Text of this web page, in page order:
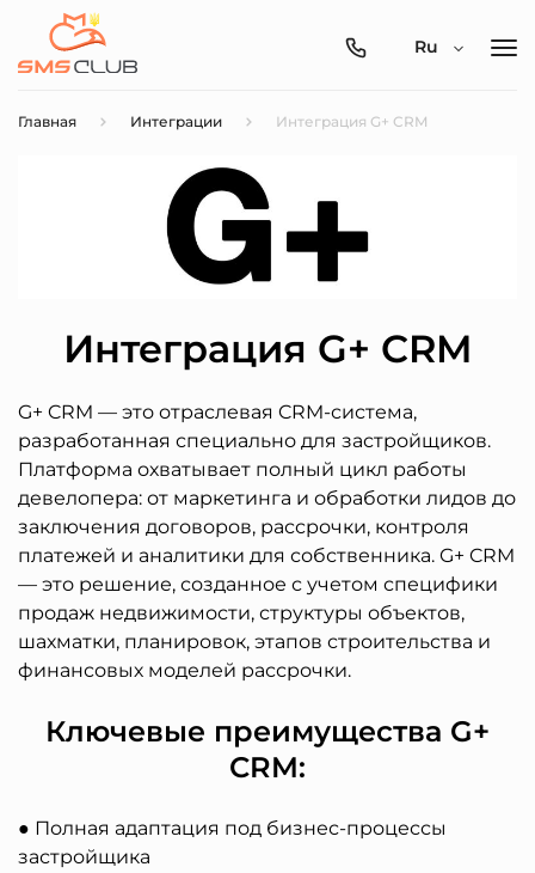
0800-
Ru
Главная Интеграции Интеграция G+ CRM
Интеграция G+ CRM
G+ CRM — это отраслевая CRM-система,
разработанная специально для застройщиков.
Платформа охватывает полный цикл работы
девелопера: от маркетинга и обработки лидов до
заключения договоров, рассрочки, контроля
платежей и аналитики для собственника. G+ CRM
— это решение, созданное с учетом специфики
продаж недвижимости, структуры объектов,
шахматки, планировок, этапов строительства и
финансовых моделей рассрочки.
Ключевые преимущества G+
CRM:
● Полная адаптация под бизнес-процессы
застройщика